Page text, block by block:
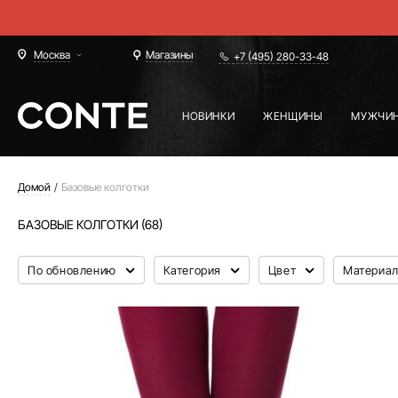
Москва Магазины +7 (495) 280-33-48
НОВИНКИ ЖЕНЩИНЫ
Домой Базовые колготки
БАЗОВЫЕ КОЛГОТКИ (68)
По обновлению Категория Цвет Материал